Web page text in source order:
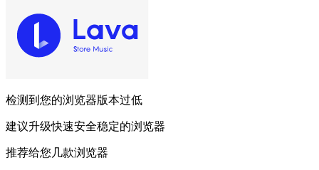
Android下载
检测到您的浏览器版本过低
建议升级快速安全稳定的浏览器
推荐给您几款浏览器